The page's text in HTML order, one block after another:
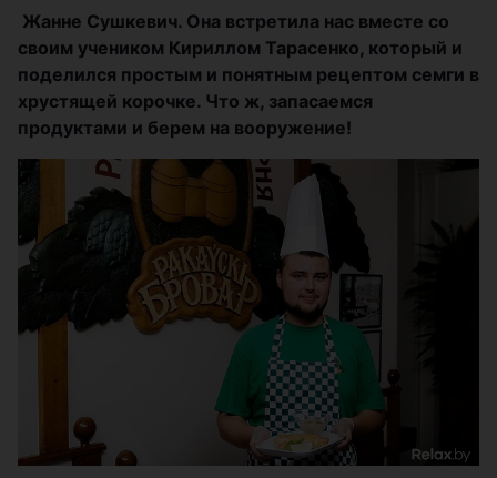
Жанне Сушкевич. Она встретила нас вместе со
своим учеником Кириллом Тарасенко, который и
поделился простым и понятным рецептом семги в
хрустящей корочке. Что ж, запасаемся
продуктами и берем на вооружение!